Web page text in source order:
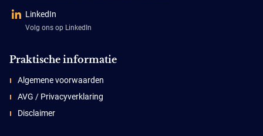
LinkedIn
Volg ons op LinkedIn
Praktische informatie
Algemene voorwaarden
AVG / Privacyverklaring
Disclaimer